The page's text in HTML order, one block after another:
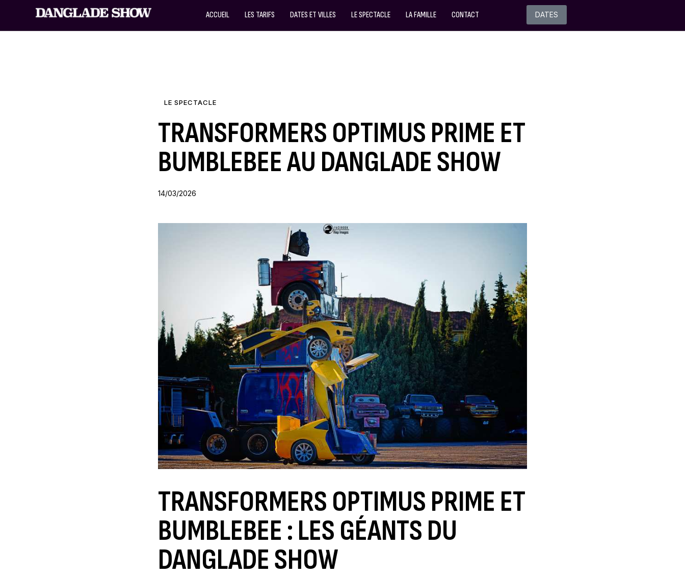
ACCUEIL LES TARIFS DATES ET VILLES LE SPECTACLE LA FAMILLE CONTACT DATES
LE SPECTACLE
TRANSFORMERS OPTIMUS PRIME ET
BUMBLEBEE AU DANGLADE SHOW
14/03/2026
TRANSFORMERS OPTIMUS PRIME ET
BUMBLEBEE : LES GÉANTS DU
DANGLADE SHOW